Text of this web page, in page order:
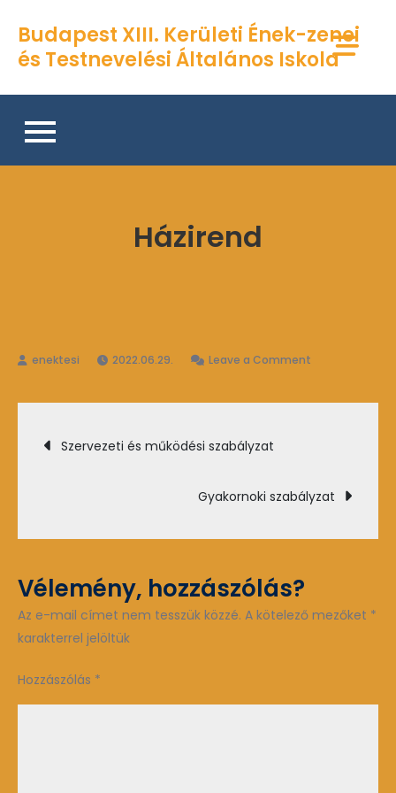
content
Budapest XIII. Kerületi Ének-zenei
és Testnevelési Általános Iskola
Házirend
2022.06.29. Leave a Comment
Bejegyzés
navigáció
Szervezeti és működési szabályzat
Gyakornoki szabályzat
Vélemény, hozzászólás?
Az e-mail címet nem tesszük közzé. A kötelező mezőket *
karakterrel jelöltük
Hozzászólás *